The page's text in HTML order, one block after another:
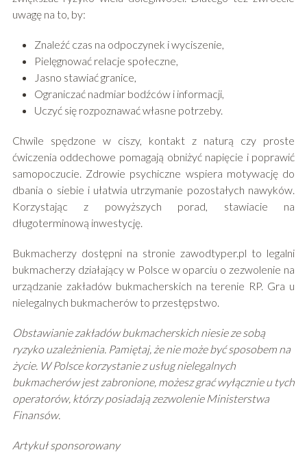
uwagę na to, by:
Znaleźć czas na odpoczynek i wyciszenie,
Pielęgnować relacje społeczne,
Jasno stawiać granice,
Ograniczać nadmiar bodźców i informacji,
Uczyć się rozpoznawać własne potrzeby.
Chwile spędzone w ciszy, kontakt z naturą czy proste
ćwiczenia oddechowe pomagają obniżyć napięcie i poprawić
samopoczucie. Zdrowie psychiczne wspiera motywację do
dbania o siebie i ułatwia utrzymanie pozostałych nawyków.
Korzystając z powyższych porad, stawiacie na
długoterminową inwestycję.
Bukmacherzy dostępni na stronie zawodtyper.pl to legalni
bukmacherzy działający w Polsce w oparciu o zezwolenie na
urządzanie zakładów bukmacherskich na terenie RP. Gra u
nielegalnych bukmacherów to przestępstwo.
Obstawianie zakładów bukmacherskich niesie ze sobą
ryzyko uzależnienia. Pamiętaj, że nie może być sposobem na
życie. W Polsce korzystanie z usług nielegalnych
bukmacherów jest zabronione, możesz grać wyłącznie u tych
operatorów, którzy posiadają zezwolenie Ministerstwa
Finansów.
Artykuł sponsorowany